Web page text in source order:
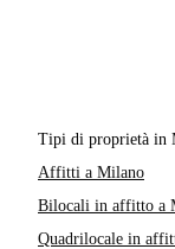
Tipi di proprietà in
Affitti a Milano
Bilocali in affitto a
Quadrilocale in